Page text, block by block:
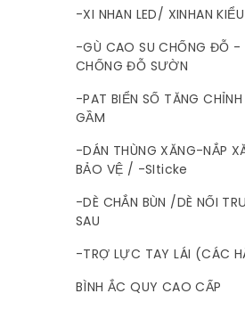
-XI NHAN LED/ XINHAN KIỂU
-GÙ CAO SU CHỐNG ĐỖ -
CHỐNG ĐỖ SƯỜN
-PAT BIỂN SỐ TĂNG
GẦM
-DÁN THÙNG XĂNG-NẮP
BẢO VỆ / -SIticke
-DÈ CHẮN BÙN /DÈ NỐI
SAU
-TRỢ LỰC TAY LÁI (CÁC
BÌNH ẮC QUY CAO CẤP